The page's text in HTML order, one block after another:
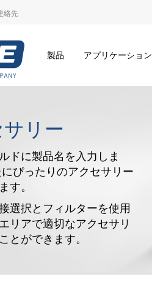
絡先
製品 アプリケーション
リー
ドに製品名を入力しま
ぴったりのアクセサリー
す。
選択とフィルターを使用
リアで適切なアクセサリ
とができます。